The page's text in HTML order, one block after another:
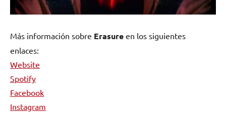
Más información sobre Erasure en los siguientes
enlaces:
Website
Spotify
Facebook
Instagram